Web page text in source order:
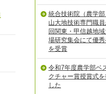
統合技術院（農学
山大地技術専門職
回関東・甲信越地
場研究集会にて優
を受賞
令和7年度農学部ベ
クチャー賞授賞式を
した